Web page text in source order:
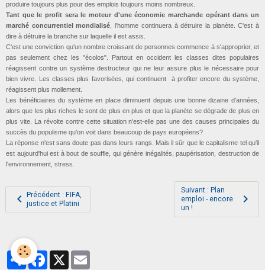
produire toujours plus pour des emplois toujours moins nombreux.
Tant que le profit sera le moteur d'une économie marchande opérant dans un
marché concurrentiel mondialisé , l'homme continuera à détruire la planète. C'est à
dire à détruire la branche sur laquelle il est assis.
C'est une conviction qu'un nombre croissant de personnes commence à s'approprier, et
pas seulement chez les "écolos". Partout en occident les classes dites populaires
réagissent contre un système destructeur qui ne leur assure plus le nécessaire pour
bien vivre. Les classes plus favorisées, qui continuent à profiter encore du système,
réagissent plus mollement.
Les bénéficiaires du système en place diminuent depuis une bonne dizaine d'années,
alors que les plus riches le sont de plus en plus et que la planète se dégrade de plus en
plus vite. La révolte contre cette situation n'est-elle pas une des causes principales du
succès du populisme qu'on voit dans beaucoup de pays européens?
La réponse n'est sans doute pas dans leurs rangs. Mais il sûr que le capitalisme tel qu'il
est aujourd'hui est à bout de souffle, qui génère inégalités, paupérisation, destruction de
l'environnement, stress.
Précédent : FIFA,
justice et Platini
Suivant : Plan
emploi - encore
un !
PartagerFacebook